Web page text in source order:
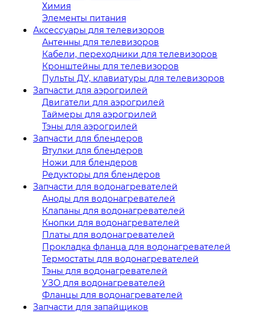
Химия
Элементы питания
Аксессуары для телевизоров
Антенны для телевизоров
Кабели, переходники для телевизоров
Кронштейны для телевизоров
Пульты ДУ, клавиатуры для телевизоров
Запчасти для аэрогрилей
Двигатели для аэрогрилей
Таймеры для аэрогрилей
Тэны для аэрогрилей
Запчасти для блендеров
Втулки для блендеров
Ножи для блендеров
Редукторы для блендеров
Запчасти для водонагревателей
Аноды для водонагревателей
Клапаны для водонагревателей
Кнопки для водонагревателей
Платы для водонагревателей
Прокладка фланца для водонагревателей
Термостаты для водонагревателей
Тэны для водонагревателей
УЗО для водонагревателей
Фланцы для водонагревателей
Запчасти для запайщиков